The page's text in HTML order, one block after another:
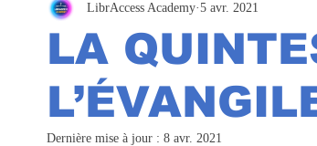
COMMENCER LA VIE CHRETIENNE
ESCHATOLOGIE ADORATION LES
LA
LibrAccess Academy 5 avr. 2021
Dernière mise à jour : 8 avr. 2021